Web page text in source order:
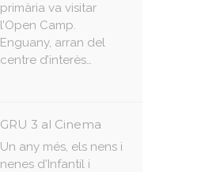
primària va visitar
l’Open Camp.
Enguany, arran del
centre d’interès…
GRU 3 al Cinema
Un any més, els nens i
nenes d'Infantil i